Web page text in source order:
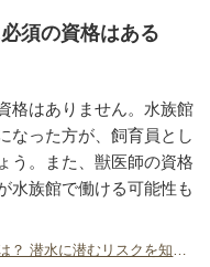
須の資格はある
格はありません。水族館
なった方が、飼育員とし
う。また、獣医師の資格
水族館で働ける可能性も
高気圧障害の原因や予防方法とは？ 潜水に潜むリスクを知っておこう！